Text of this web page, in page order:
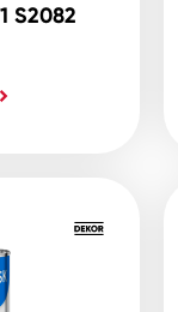
S2082